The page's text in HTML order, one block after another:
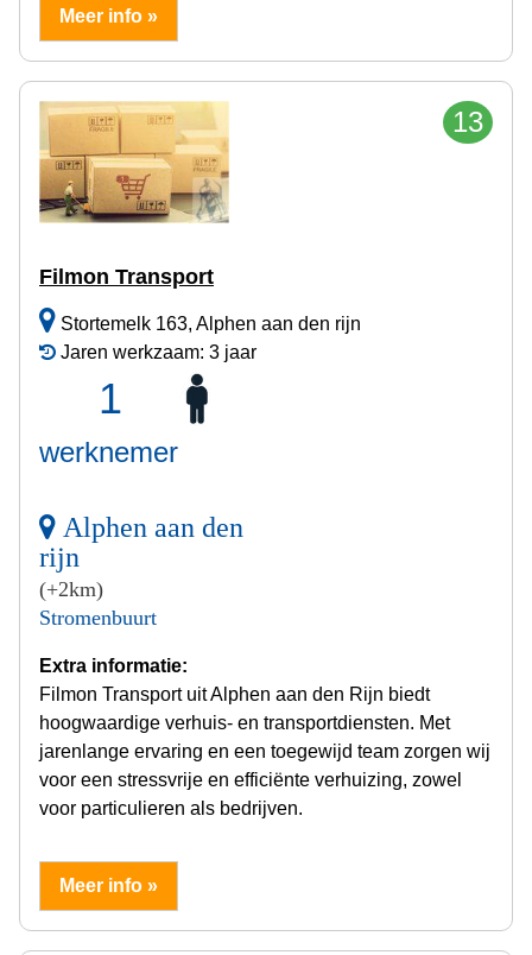
Meer info »
13
Filmon Transport
Stortemelk 163, Alphen aan den rijn
Jaren werkzaam: 3 jaar
1
werknemer
Alphen aan den
rijn
(+2km)
Stromenbuurt
Extra informatie:
Filmon Transport uit Alphen aan den Rijn biedt
hoogwaardige verhuis- en transportdiensten. Met
jarenlange ervaring en een toegewijd team zorgen wij
voor een stressvrije en efficiënte verhuizing, zowel
voor particulieren als bedrijven.
Meer info »